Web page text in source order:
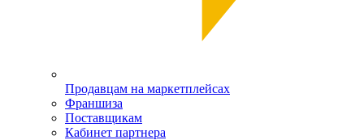
Продавцам на маркетплейсах
Франшиза
Поставщикам
Кабинет партнера